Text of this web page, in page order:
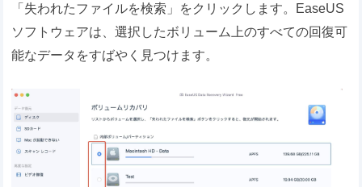
「失われたファイルを検索」をクリックします。EaseUS
ソフトウェアは、選択したボリューム上のすべての回復可
能なデータをすばやく見つけます。